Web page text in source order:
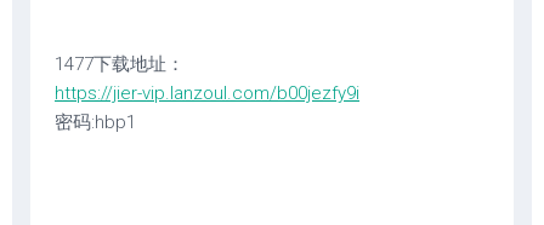
1477下载地址：
https://jier-vip.lanzoul.com/b00jezfy9i
密码:hbp1